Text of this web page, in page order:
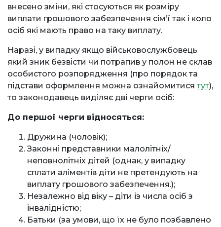
внесено зміни, які стосуються як розміру
виплати грошового забезпечення сім’ї так і коло
осіб які мають право на таку виплату.
Наразі, у випадку якщо військовослужбовець
який зник безвісти чи потрапив у полон не склав
особистого розпорядження (про порядок та
підстави оформлення можна ознайомитися тут),
то законодавець виділяє дві черги осіб:
До першої черги відносяться:
Дружина (чоловік);
Законні представники малолітніх/
неповнолітніх дітей (однак, у випадку
сплати аліментів діти не претендують на
виплату грошового забезпечення.);
Незалежно від віку – діти із числа осіб з
інвалідністю;
Батьки (за умови, що їх не було позбавлено